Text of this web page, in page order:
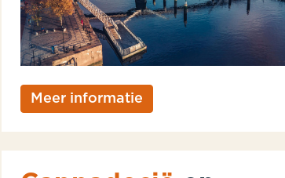
Meer informatie